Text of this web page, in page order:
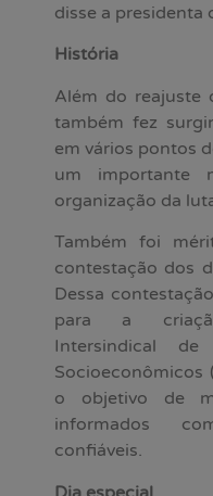
disse a presidenta
História
Além do reajuste
também fez
em vários pontos
um importante
organização da
Também foi
contestação dos
Dessa
para a
Intersindical
Socioeconômicos
o objetivo de
informados
confiáveis.